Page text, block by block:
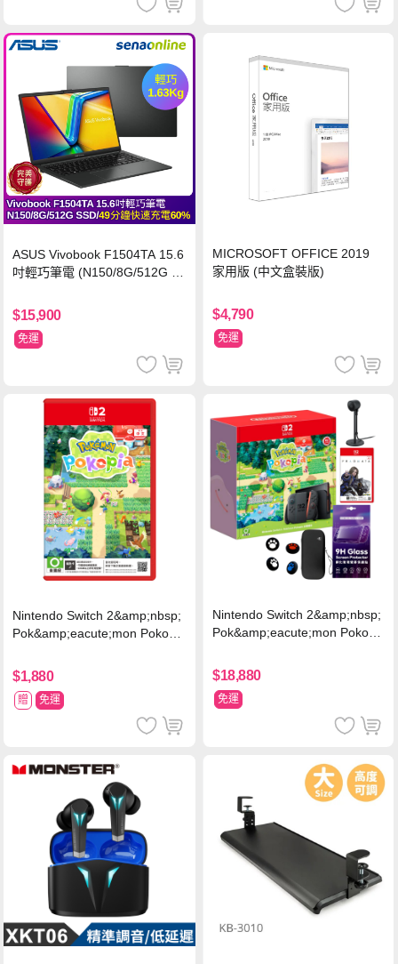
ASUS Vivobook F1504TA 15.6
吋輕巧筆電 (N150/8G/512G S
$15,900
免運
MICROSOFT OFFICE 2019
家用版 (中文盒裝版)
$4,790
免運
Nintendo Switch 2&amp;nbsp;
Pok&amp;eacute;mon Pokopia
$1,880
贈 免運
Nintendo Switch 2&amp;nbsp;
Pok&amp;eacute;mon Pokopi
影機+人機迷網
$18,880
免運